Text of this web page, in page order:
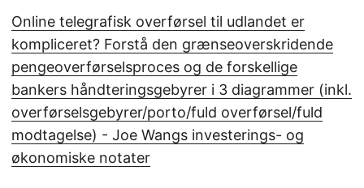
Online telegrafisk overførsel til udlandet er
kompliceret? Forstå den grænseoverskridende
pengeoverførselsproces og de forskellige
bankers håndteringsgebyrer i 3 diagrammer (inkl.
overførselsgebyrer/porto/fuld overførsel/fuld
modtagelse) - Joe Wangs investerings- og
økonomiske notater